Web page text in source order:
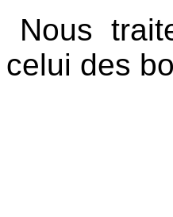
Nous
celui des